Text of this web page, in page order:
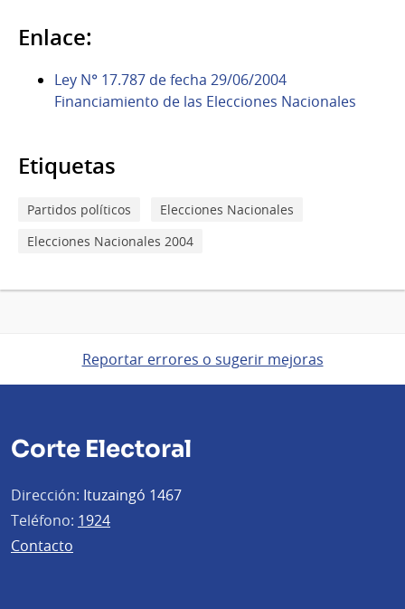
Enlace:
Ley N° 17.787 de fecha 29/06/2004
Financiamiento de las Elecciones Nacionales
Etiquetas
Partidos políticos
Elecciones Nacionales
Elecciones Nacionales 2004
Reportar errores o sugerir mejoras
Corte Electoral
Dirección: Ituzaingó 1467
Teléfono: 1924
Contacto